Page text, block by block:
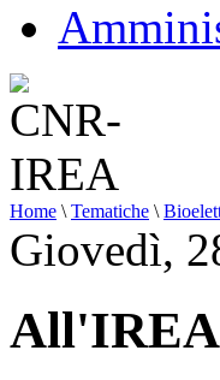
Home \ Tematiche \
Giovedì,
All'IREA